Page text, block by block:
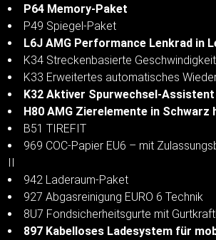
P64 Memory-Paket
P49 Spiegel-Paket
L6J AMG Performance Lenkrad in
K34 Streckenbasierte
K33 Erweitertes automatisches
K32 Aktiver Spurwechsel-Assistent
H80 AMG Zierelemente in Schwarz
B51 TIREFIT
969 COC-Papier EU6 – mit
II
942 Laderaum-Paket
927 Abgasreinigung EURO 6 Technik
8U7 Fondsicherheitsgurte mit
897 Kabelloses Ladesystem für